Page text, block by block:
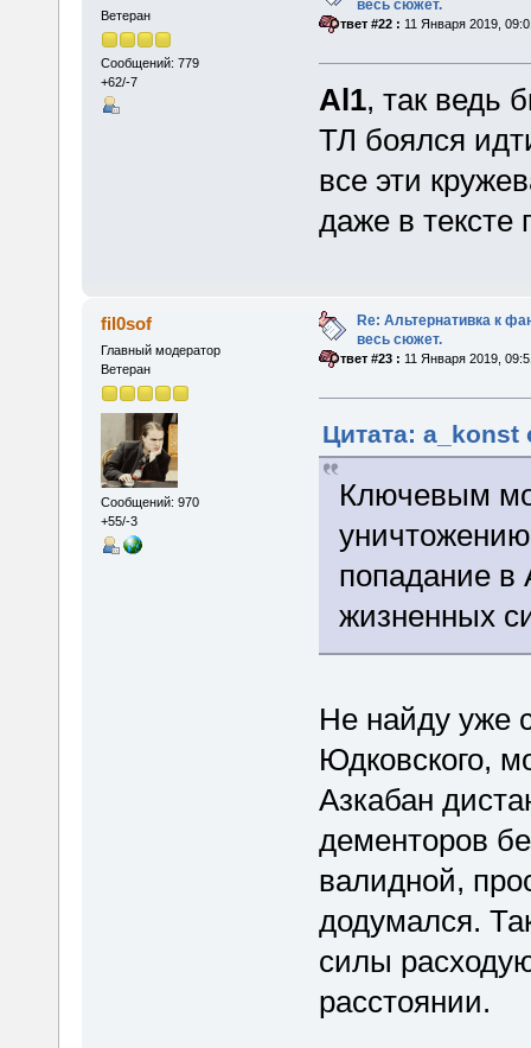
Ветеран
Сообщений: 779
+62/-7
весь сюжет.
«Ответ #22 : 11 Января 2019,
Al1, так ведь
ТЛ боялся
все эти
даже в тексте
fil0sof
Главный модератор
Ветеран
Сообщений: 970
+55/-3
Re: Альтернативка к
весь сюжет.
«Ответ #23 : 11 Января 2019,
Цитата: a_konst
Ключевым
попадание в
жизненных
Не найду уже
Юдковского,
Азкабан
дементоров
валидной,
додумался.
силы
расстоянии.